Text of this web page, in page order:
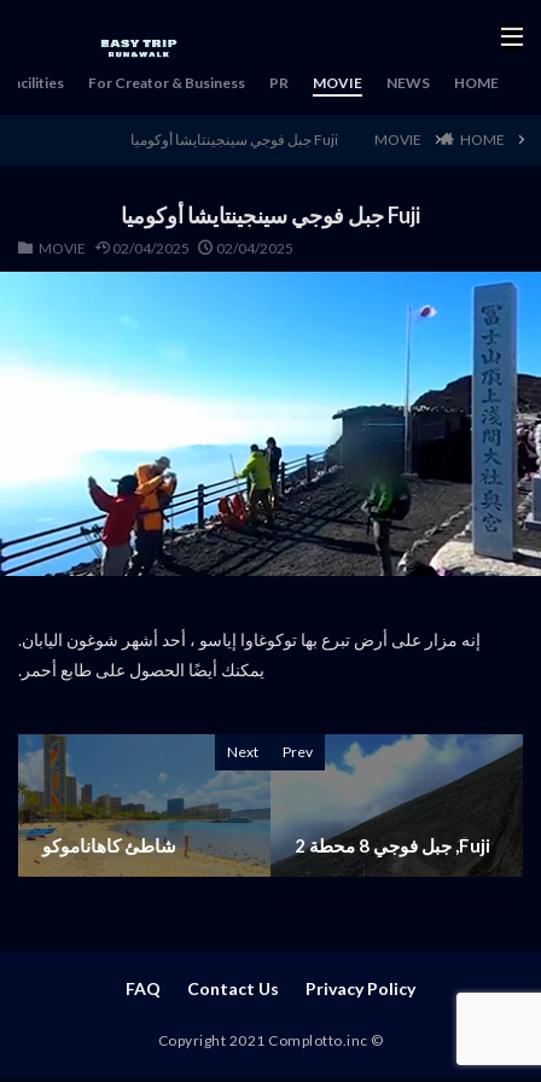
HOME
NEWS
MOVIE
PR
For Creator & Business
Facilities
HOME
MOVIE Fuji جبل فوجي سينجينتايشا أوكوميا
Fuji جبل فوجي سينجينتايشا أوكوميا
02/04/2025
02/04/2025
MOVIE
إنه مزار على أرض تبرع بها توكوغاوا إياسو ، أحد أشهر شوغون اليابان.
يمكنك أيضًا الحصول على طابع أحمر.
Prev
Fuji, جبل فوجي 8 محطة 2
Next
شاطئ كاهاناموكو
Privacy Policy
Contact Us
FAQ
© Copyright 2021 Complotto.inc